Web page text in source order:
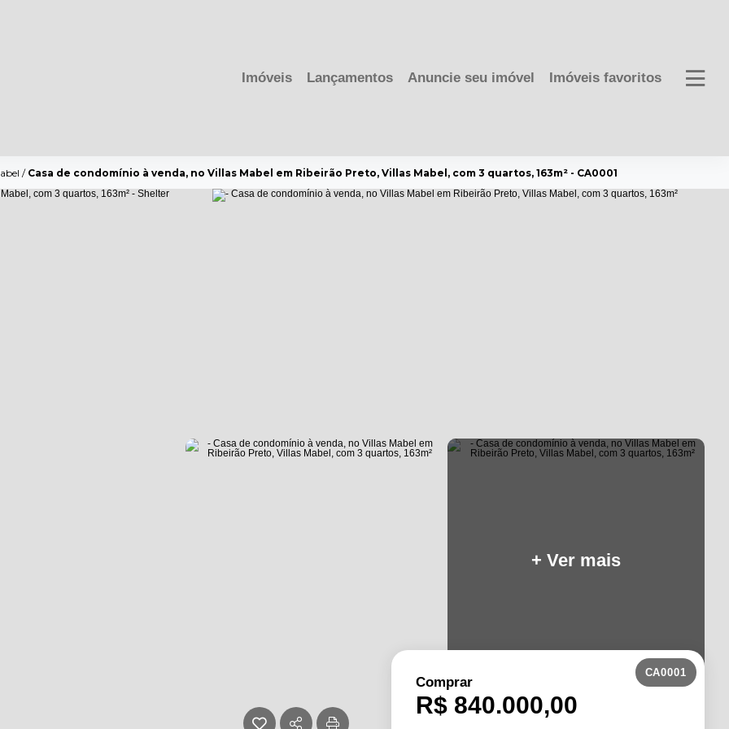
Imóveis Lançamentos Anuncie seu imóvel Imóveis favoritos
/ Casa de condomínio à venda, no Villas Mabel em Ribeirão Preto, Villas Mabel, com 3 quartos, 163m² - CA0001
+ Ver mais
CA0001
Comprar
R$ 840.000,00